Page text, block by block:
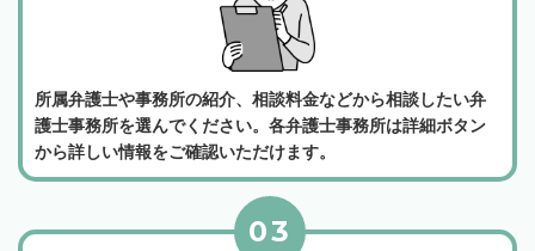
所属弁護士や事務所の紹介、相談料金などから相談したい弁
護士事務所を選んでください。各弁護士事務所は詳細ボタン
から詳しい情報をご確認いただけます。
03